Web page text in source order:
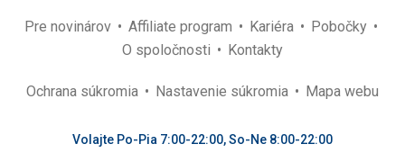
Pre novinárov Affiliate program Kariéra
Pobočky
O spoločnosti
Kontakty
Ochrana súkromia Nastavenie súkromia Mapa webu
Volajte Po-Pia 7:00-22:00, So-Ne 8:00-22:00